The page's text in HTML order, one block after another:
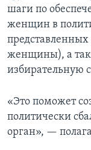
шаги по
женщин в
женщины), а
избирательную
«Это поможет
политически
орган», —